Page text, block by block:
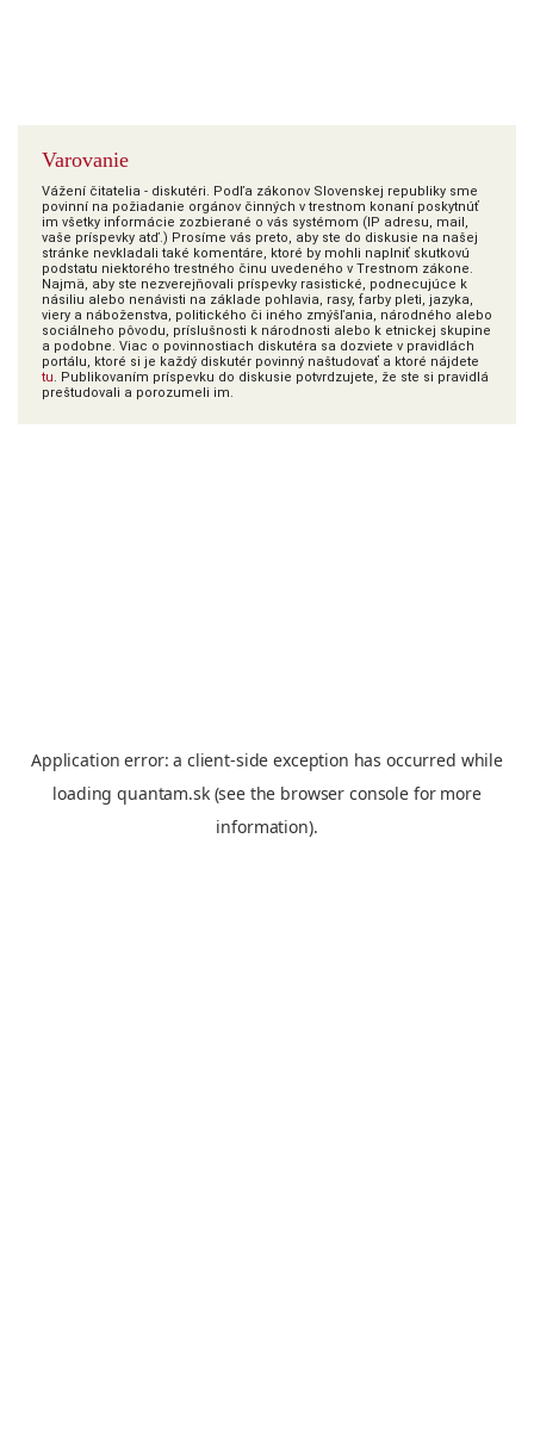
Varovanie
Vážení čitatelia - diskutéri. Podľa zákonov Slovenskej republiky sme
povinní na požiadanie orgánov činných v trestnom konaní poskytnúť
im všetky informácie zozbierané o vás systémom (IP adresu, mail,
vaše príspevky atď.) Prosíme vás preto, aby ste do diskusie na našej
stránke nevkladali také komentáre, ktoré by mohli naplniť skutkovú
podstatu niektorého trestného činu uvedeného v Trestnom zákone.
Najmä, aby ste nezverejňovali príspevky rasistické, podnecujúce k
násiliu alebo nenávisti na základe pohlavia, rasy, farby pleti, jazyka,
viery a náboženstva, politického či iného zmýšľania, národného alebo
sociálneho pôvodu, príslušnosti k národnosti alebo k etnickej skupine
a podobne. Viac o povinnostiach diskutéra sa dozviete v pravidlách
portálu, ktoré si je každý diskutér povinný naštudovať a ktoré nájdete
tu. Publikovaním príspevku do diskusie potvrdzujete, že ste si pravidlá
preštudovali a porozumeli im.